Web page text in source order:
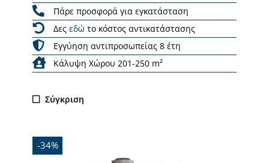
Πάρε προσφορά για εγκατάσταση
Δες εδώ το κόστος αντικατάστασης
Εγγύηση αντιπροσωπείας 8 έτη
Κάλυψη Χώρου 201-250 m²
Σύγκριση
-34%